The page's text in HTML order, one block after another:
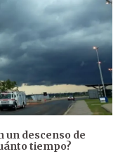
un descenso de
tiempo?